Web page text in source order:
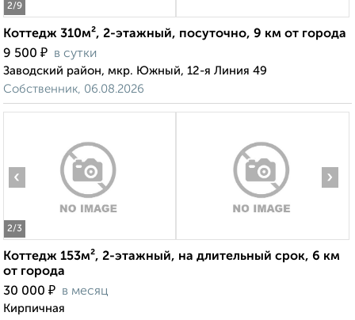
2/9
Коттедж 310м², 2-этажный, посуточно, 9 км от города
9 500 ₽ в сутки
Заводский район, мкр. Южный, 12-я Линия 49
Собственник, 06.08.2026
2/3
‹ ›
Коттедж 153м², 2-этажный, на длительный срок, 6 км
от города
30 000 ₽ в месяц
Кирпичная